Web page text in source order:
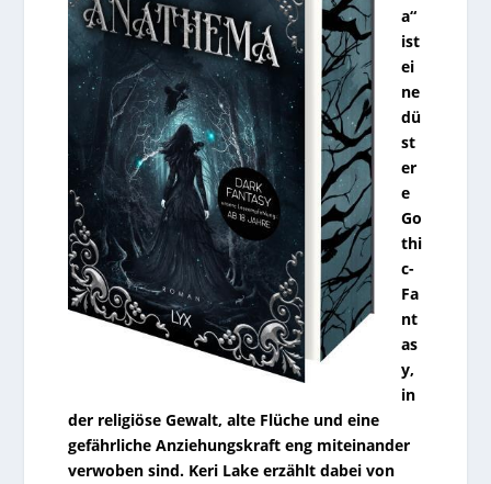
a“
ist
ei
ne
dü
st
er
e
Go
thi
c-
Fa
nt
as
y,
in
der religiöse Gewalt, alte Flüche und eine
gefährliche Anziehungskraft eng miteinander
verwoben sind. Keri Lake erzählt dabei von